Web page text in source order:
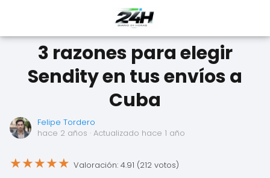
3 razones para elegir
Sendity en tus envíos a
Cuba
Felipe Tordero
hace 2 años · Actualizado hace 1 año
★★★★★ Valoración: 4.91 (212 votos)